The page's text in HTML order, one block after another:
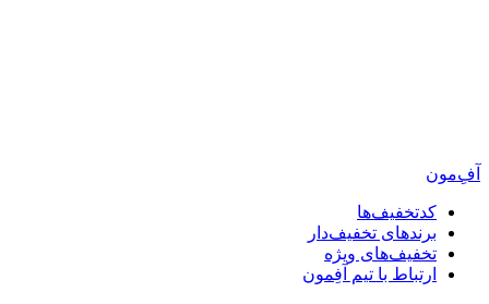
آفِ‌مون
کدتخفیف‌ها
برندهای تخفیف‌دار
تخفیف‌های ویژه
ارتباط با تیم آفِمون